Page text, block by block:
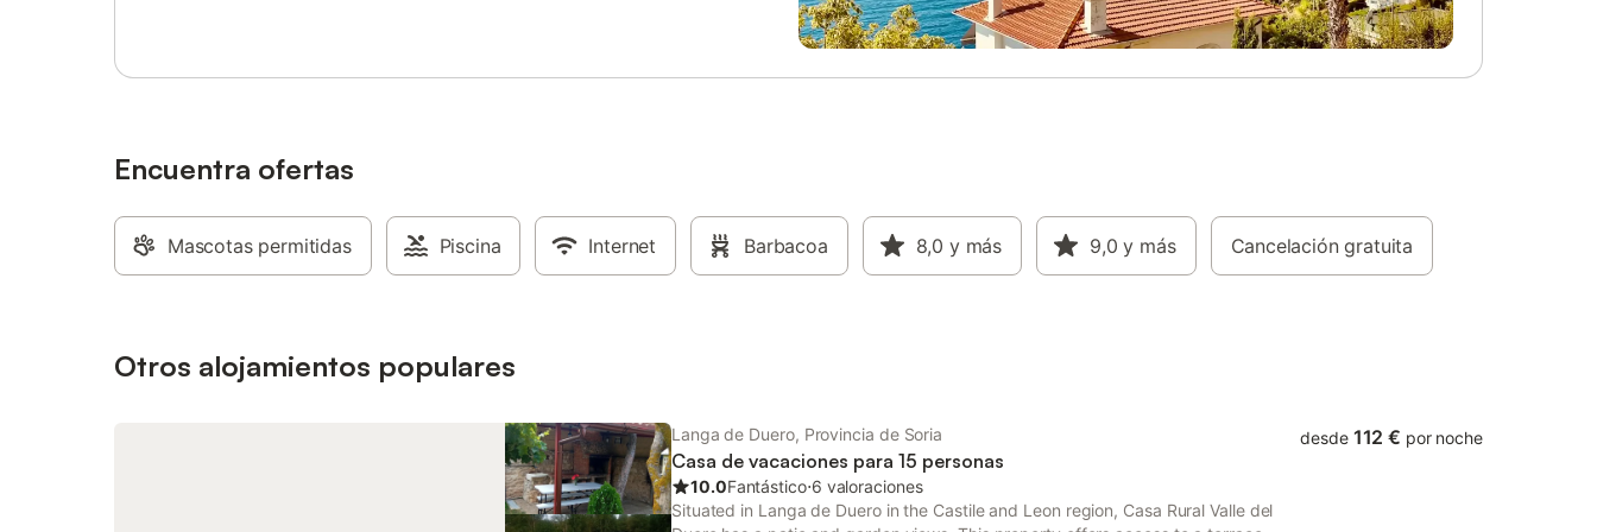
Los huéspedes pueden disfrutar de una
disponible en las instalaciones y se
admiten mascotas. El alojamiento se sitúa
a 2 km del Río Ucero y a 4,5 km del centro
Encuentra ofertas
Mascotas permitidas Piscina Internet Barbacoa 8,0 y más 9,0 y más Cancelación gratuita
Otros alojamientos populares
Langa de Duero, Provincia de Soria
Casa de vacaciones para 15 personas
10.0Fantástico⋅6 valoraciones
Situated in Langa de Duero in the Castile and Leon region, Casa Rural Valle del
desde 112 € por noche